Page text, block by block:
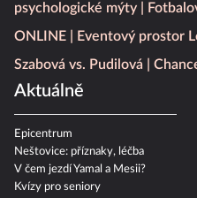
psychologické mýty
ONLINE
Eventový prostor
Szabová vs. Pudilová
Aktuálně
Epicentrum
Neštovice: příznaky, léčba
V čem jezdí Yamal a Mesii?
Kvízy pro seniory